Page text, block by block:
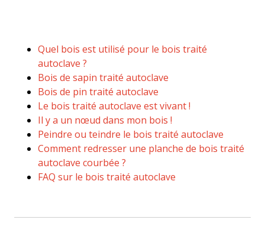
Quel bois est utilisé pour le bois traité
autoclave ?
Bois de sapin traité autoclave
Bois de pin traité autoclave
Le bois traité autoclave est vivant !
Il y a un nœud dans mon bois !
Peindre ou teindre le bois traité autoclave
Comment redresser une planche de bois traité
autoclave courbée ?
FAQ sur le bois traité autoclave